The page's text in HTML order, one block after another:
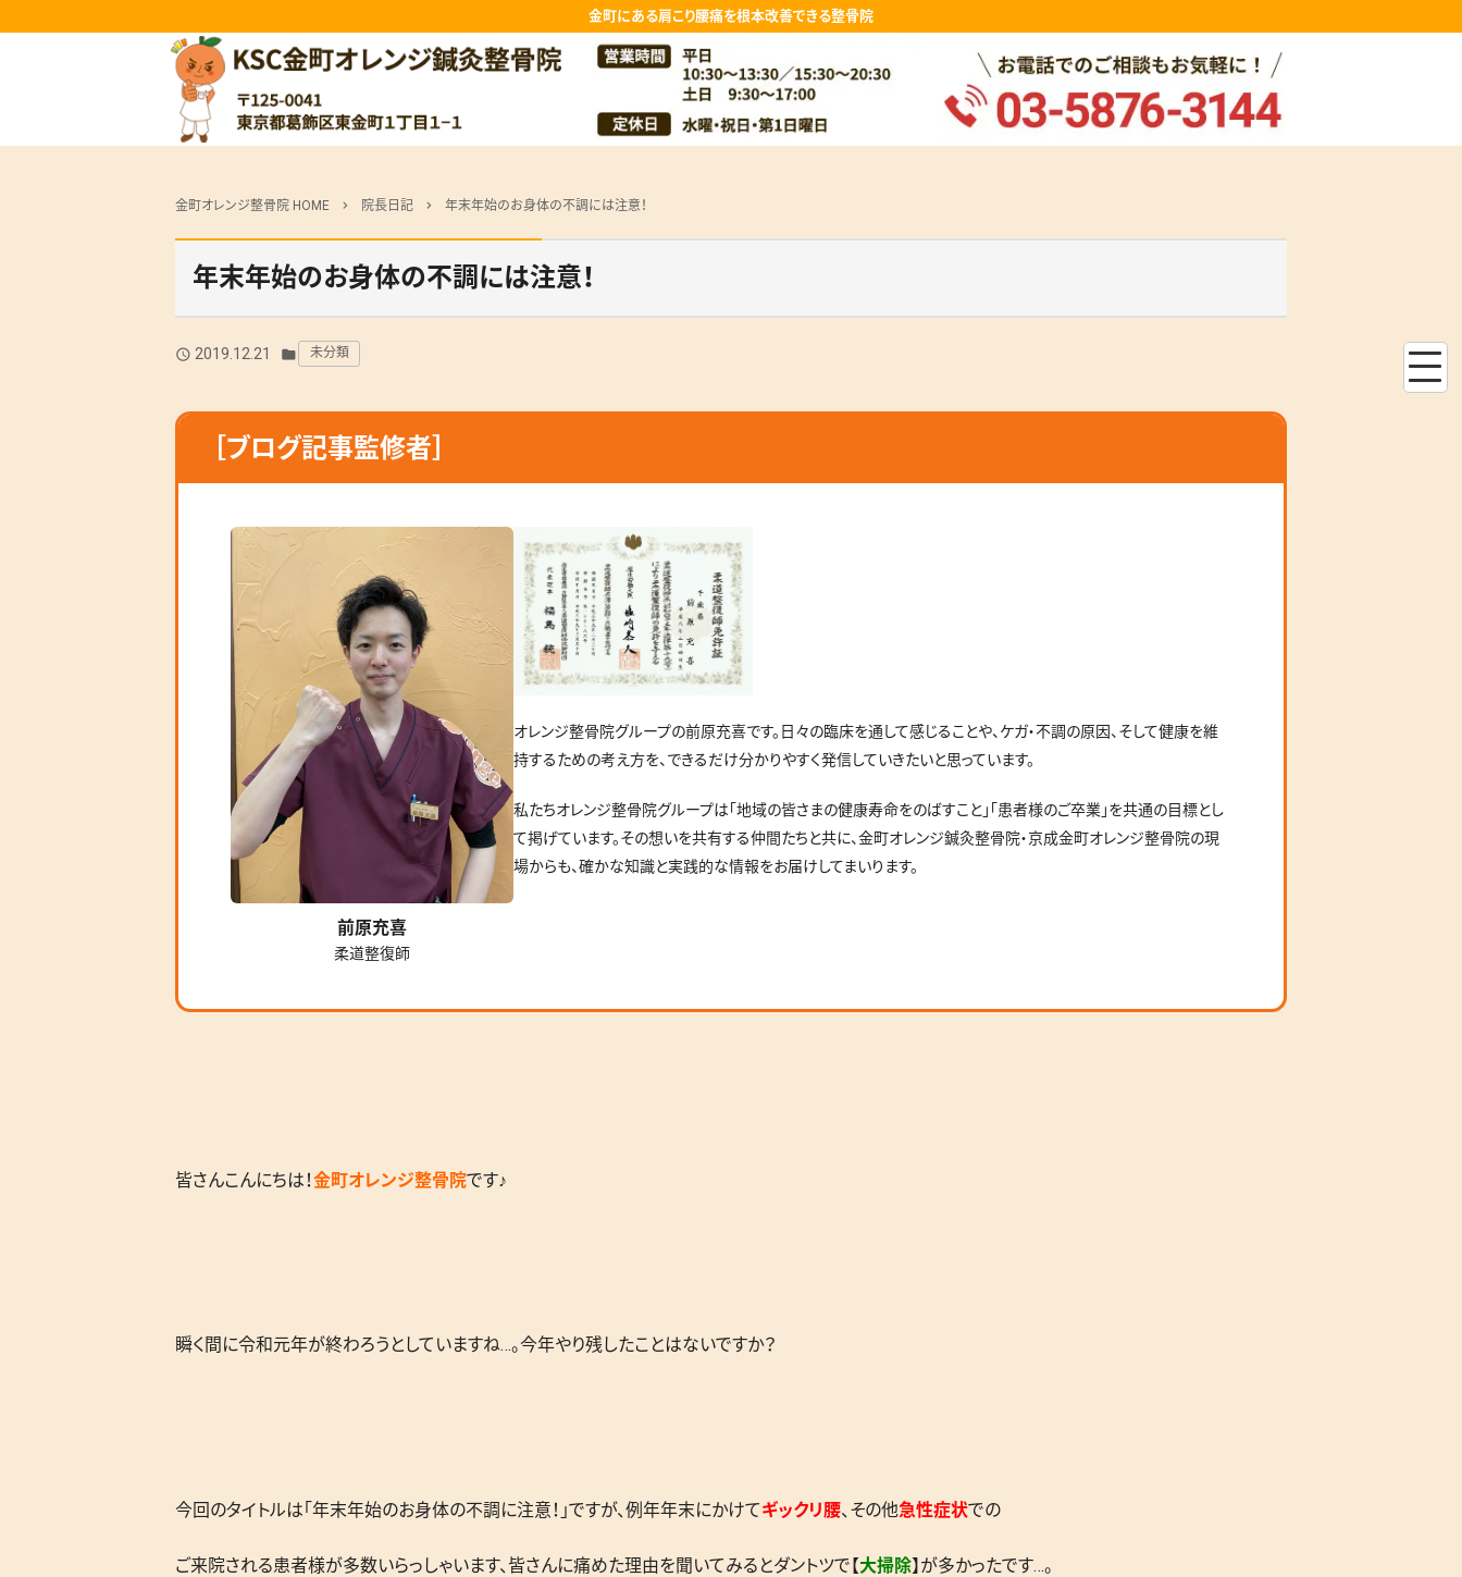
金町にある肩こり腰痛を根本改善できる整骨院
金町オレンジ整骨院 HOME chevron_right 院長日記 chevron_right 年末年始のお身体の不調には注意！
年末年始のお身体の不調には注意！
query_builder 2019.12.21 folder 未分類
［ブログ記事監修者］
前原充喜
柔道整復師
オレンジ整骨院グループの前原充喜です。日々の臨床を通して感じることや、ケガ・不調の原因、そして健康を維
持するための考え方を、できるだけ分かりやすく発信していきたいと思っています。
私たちオレンジ整骨院グループは「地域の皆さまの健康寿命をのばすこと」「患者様のご卒業」を共通の目標とし
て掲げています。その想いを共有する仲間たちと共に、金町オレンジ鍼灸整骨院・京成金町オレンジ整骨院の現
場からも、確かな知識と実践的な情報をお届けしてまいります。
皆さんこんにちは！金町オレンジ整骨院です♪
瞬く間に令和元年が終わろうとしていますね…。今年やり残したことはないですか？
今回のタイトルは「年末年始のお身体の不調に注意！」ですが、例年年末にかけてギックリ腰、その他急性症状での
ご来院される患者様が多数いらっしゃいます、皆さんに痛めた理由を聞いてみるとダントツで【大掃除】が多かったです…。